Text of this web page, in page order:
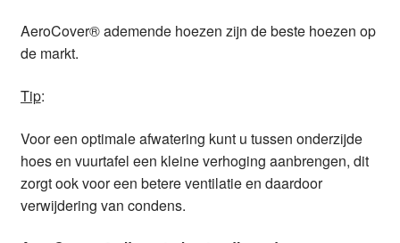
AeroCover® ademende hoezen zijn de beste hoezen op
de markt.
Tip:
Voor een optimale afwatering kunt u tussen onderzijde
hoes en vuurtafel een kleine verhoging aanbrengen, dit
zorgt ook voor een betere ventilatie en daardoor
verwijdering van condens.